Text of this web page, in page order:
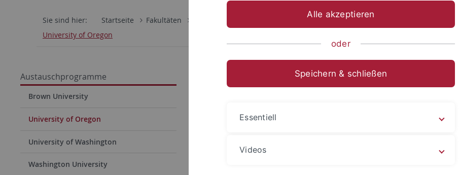
Sie sind hier: Startseite Fakultäten Neuere deutsche Literatur
University of Oregon
Austauschprogramme
Brown University
University of Oregon
University of Washington
Washington University
University of Oregon
Department of German and Scandinavian, University of Oregon, Eugene
Alle akzeptieren
oder
Speichern & schließen
Essentiell
Videos